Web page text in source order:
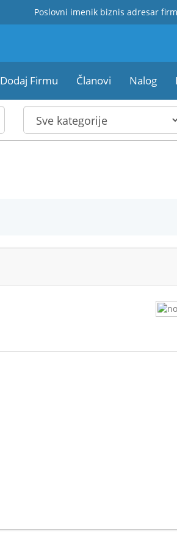
Poslovni imenik biznis adresar
Dodaj Firmu Članovi Nalog